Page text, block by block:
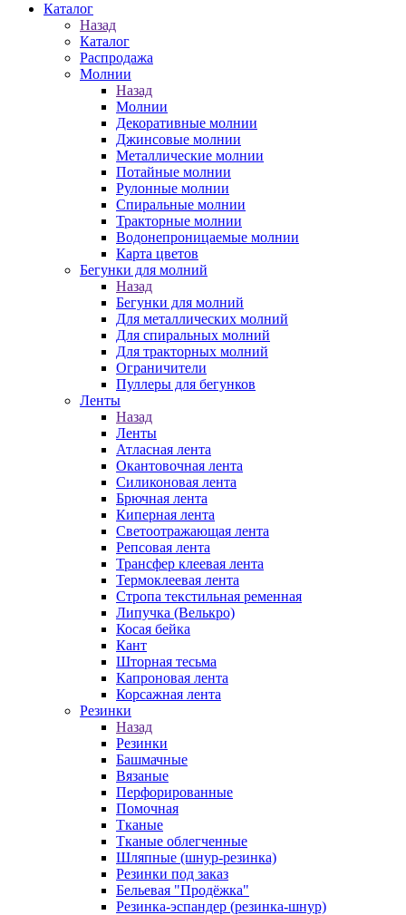
Каталог
Назад
Каталог
Распродажа
Молнии
Назад
Молнии
Декоративные молнии
Джинсовые молнии
Металлические молнии
Потайные молнии
Рулонные молнии
Спиральные молнии
Тракторные молнии
Водонепроницаемые молнии
Карта цветов
Бегунки для молний
Назад
Бегунки для молний
Для металлических молний
Для спиральных молний
Для тракторных молний
Ограничители
Пуллеры для бегунков
Ленты
Назад
Ленты
Атласная лента
Окантовочная лента
Силиконовая лента
Брючная лента
Киперная лента
Светоотражающая лента
Репсовая лента
Трансфер клеевая лента
Термоклеевая лента
Стропа текстильная ременная
Липучка (Велькро)
Косая бейка
Кант
Шторная тесьма
Капроновая лента
Корсажная лента
Резинки
Назад
Резинки
Башмачные
Вязаные
Перфорированные
Помочная
Тканые
Тканые облегченные
Шляпные (шнур-резинка)
Резинки под заказ
Бельевая "Продёжка"
Резинка-эспандер (резинка-шнур)